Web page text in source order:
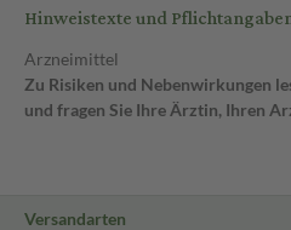
Hinweistexte und
Arzneimittel
Zu Risiken und Nebenwirkungen
und fragen Sie Ihre Ärztin, Ihren
Versandarten